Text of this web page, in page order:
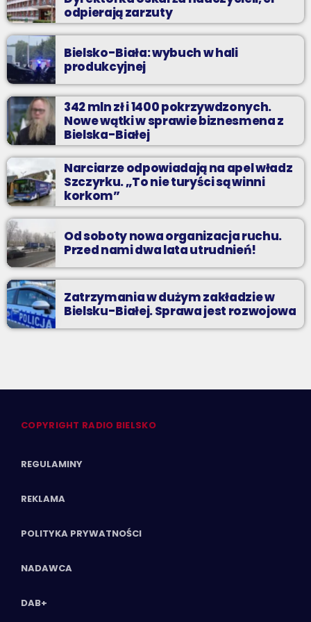
odpierają zarzuty
Bielsko-Biała: wybuch w hali
produkcyjnej
342 mln zł i 1400 pokrzywdzonych.
Nowe wątki w sprawie biznesmena z
Bielska-Białej
Narciarze odpowiadają na apel władz
Szczyrku. „To nie turyści są winni
korkom”
Od soboty nowa organizacja ruchu.
Przed nami dwa lata utrudnień!
Zatrzymania w dużym zakładzie w
Bielsku-Białej. Sprawa jest rozwojowa
COPYRIGHT RADIO BIELSKO
REGULAMINY
REKLAMA
POLITYKA PRYWATNOŚCI
NADAWCA
DAB+